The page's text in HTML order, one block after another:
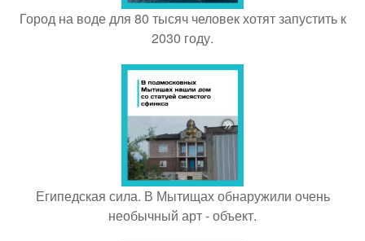
Город на воде для 80 тысяч человек хотят запустить к
2030 году.
Египедская сила. В Мытищах обнаружили очень
необычный арт - объект.